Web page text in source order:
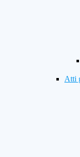
Atti